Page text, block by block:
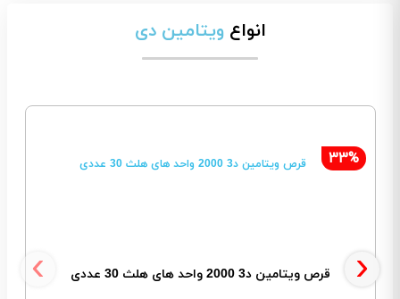
انواعویتامین دی
33%
قرص ویتامین د3 2000 واحد های هلث 30 عددی ‹ ›